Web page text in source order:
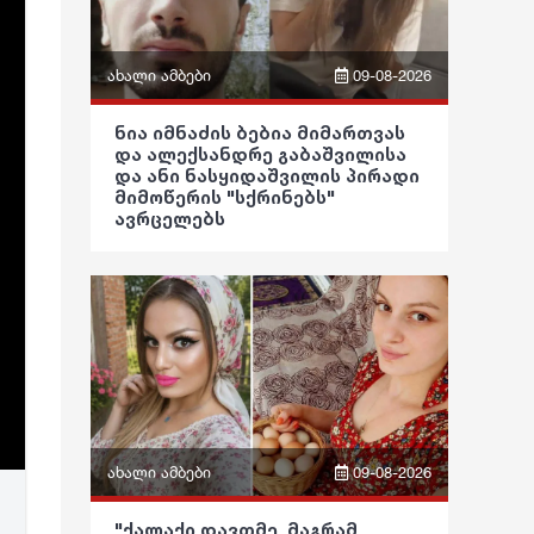
ახალი ამბები
ფრაზები
ვიდეო
პოლიტიკა
განათლება
ჯანდაცვა
კულტურა
გართობა
რეგიონი
09-08-2026
ნია იმნაძის ბებია მიმართვას
და ალექსანდრე გაბაშვილისა
და ანი ნასყიდაშვილის პირადი
მიმოწერის "სქრინებს"
ავრცელებს
ახალი ამბები
ფრაზები
09-08-2026